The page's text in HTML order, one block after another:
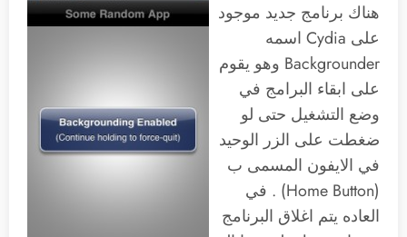
هناك برنامج جديد موجود
على Cydia اسمه
Backgrounder وهو يقوم
على ابقاء البرامج في
وضع التشغيل حتى لو
ضغطت على الزر الوحيد
في الايفون المسمى ب
(Home Button) . في
العاده يتم اغلاق البرنامج